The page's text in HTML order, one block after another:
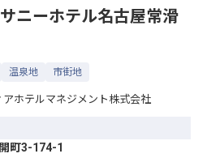
を探す
について
ニーホテル名古屋常滑
温泉地 市街地
アホテルマネジメント株式会社
町3-174-1